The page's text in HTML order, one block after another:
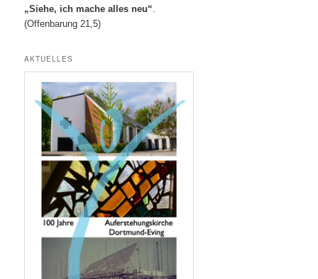
„Siehe, ich mache alles neu“
(Offenbarung 21,5)
AKTUELLES